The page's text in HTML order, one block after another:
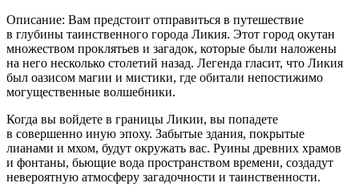
Описание: Вам предстоит отправиться в путешествие
в глубины таинственного города Ликия. Этот город окутан
множеством проклятьев и загадок, которые были наложены
на него несколько столетий назад. Легенда гласит, что Ликия
был оазисом магии и мистики, где обитали непостижимо
могущественные волшебники.
Когда вы войдете в границы Ликии, вы попадете
в совершенно иную эпоху. Забытые здания, покрытые
лианами и мхом, будут окружать вас. Руины древних храмов
и фонтаны, бьющие вода пространством времени, создадут
невероятную атмосферу загадочности и таинственности.